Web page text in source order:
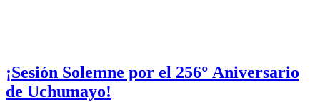
¡Sesión Solemne por el 256° Aniversario
de Uchumayo!